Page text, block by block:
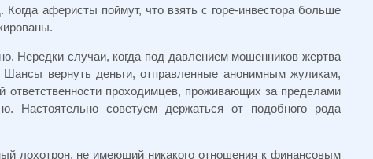
Когда аферисты поймут, что взять с горе-инвестора больше
Нередки случаи, когда под давлением мошенников жертва
вернуть деньги, отправленные анонимным жуликам,
ответственности проходимцев, проживающих за пределами
Настоятельно советуем держаться от подобного рода
лохотрон, не имеющий никакого отношения к финансовым